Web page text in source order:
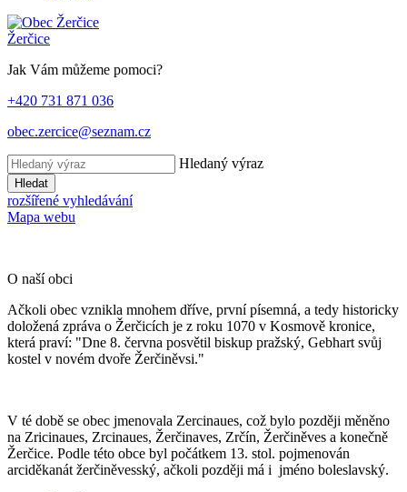
Žerčice
Jak Vám můžeme pomoci?
+420 731 871 036
obec.zercice@seznam.cz
Hledaný výraz
Hledat
rozšířené vyhledávání
Mapa webu
O naší obci
Ačkoli obec vznikla mnohem dříve, první písemná, a tedy historicky
doložená zpráva o Žerčicích je z roku 1070 v Kosmově kronice,
která praví: "Dne 8. června posvětil biskup pražský, Gebhart svůj
kostel v novém dvoře Žerčiněvsi."
V té době se obec jmenovala Zercinaues, což bylo později měněno
na Zricinaues, Zrcinaues, Žerčinaves, Zrčín, Žerčiněves a konečně
Žerčice. Podle této obce byl počátkem 13. stol. pojmenován
arciděkanát žerčiněvesský, ačkoli později má i jméno boleslavský.